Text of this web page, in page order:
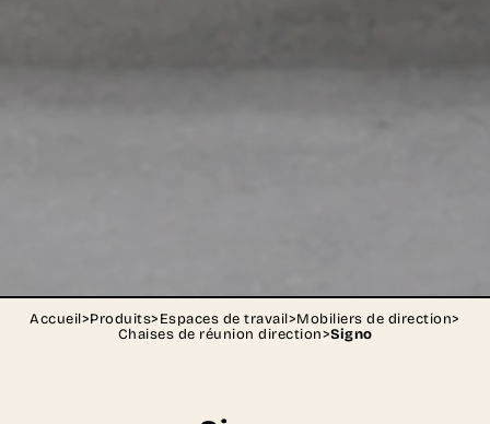
Accueil>Produits>Espaces de travail>Mobiliers de direction>
Chaises de réunion direction>Signo